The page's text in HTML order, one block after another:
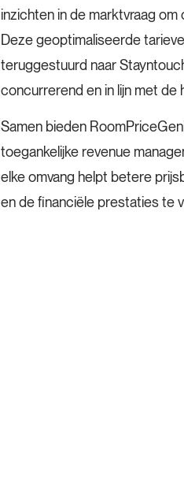
inzichten in de marktvraag
Deze geoptimaliseerde
teruggestuurd naar
concurrerend en in lijn met de
Samen bieden
toegankelijke revenue
elke omvang helpt betere
en de financiële prestaties te